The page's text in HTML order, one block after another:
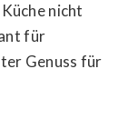
nicht
für
Genuss für